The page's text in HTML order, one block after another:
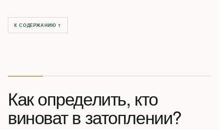
К СОДЕРЖАНИЮ ↑
Как определить, кто
виноват в затоплении?